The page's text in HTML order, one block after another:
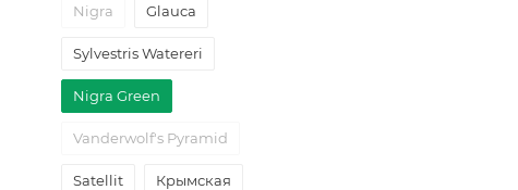
Nigra Glauca
Sylvestris Watereri
Nigra Green
Vanderwolf's Pyramid
Satellit Крымская